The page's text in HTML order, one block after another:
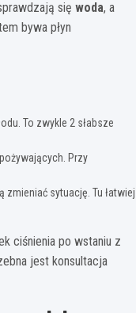
się woda, a
bywa płyn
To zwykle 2 słabsze
Przy
zmieniać sytuację. Tu łatwiej
ciśnienia po wstaniu z
jest konsultacja